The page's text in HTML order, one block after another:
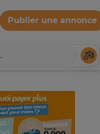
Publier une annonce